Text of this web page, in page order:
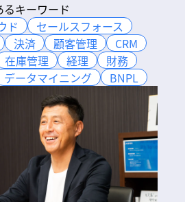
キーワード
ド
セールスフォース
決済 顧客管理
CRM
在庫管理 経理
財務
データマイニング BNPL
ド
セールスフォース
決済 顧客管理
CRM
在庫管理 経理
財務
データマイニング BNPL